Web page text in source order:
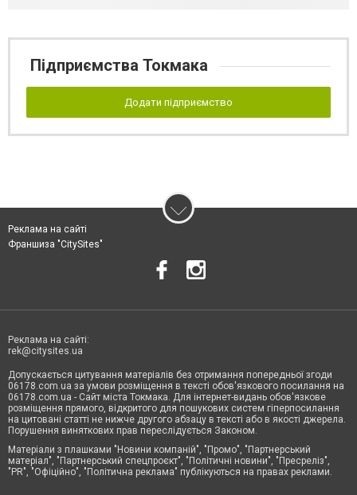
Підприємства Токмака
Додати підприємство
Реклама на сайті
Франшиза "CitySites"
Реклама на сайті:
rek@citysites.ua
Допускається цитування матеріалів без отримання попередньої згоди
06178.com.ua за умови розміщення в тексті обов'язкового посилання на
06178.com.ua - Сайт міста Токмака. Для інтернет-видань обов'язкове
розміщення прямого, відкритого для пошукових систем гіперпосилання
на цитовані статті не нижче другого абзацу в тексті або в якості джерела.
Порушення виняткових прав переслідується Законом.
Матеріали з плашками "Новини компаній", "Промо", "Партнерський
матеріал", "Партнерський спецпроєкт", "Політичні новини", "Пресреліз",
"PR", "Офіційно", "Політична реклама" публікуються на правах реклами.